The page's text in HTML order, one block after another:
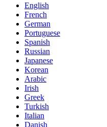
English
French
German
Portuguese
Spanish
Russian
Japanese
Korean
Arabic
Irish
Greek
Turkish
Italian
Danish